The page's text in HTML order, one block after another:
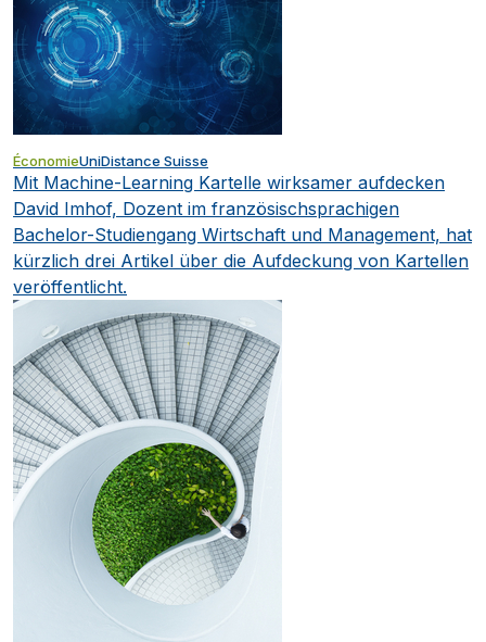
ÉconomieUniDistance Suisse
Mit Machine-Learning Kartelle wirksamer aufdecken
David Imhof, Dozent im französischsprachigen
Bachelor-Studiengang Wirtschaft und Management, hat
kürzlich drei Artikel über die Aufdeckung von Kartellen
veröffentlicht.